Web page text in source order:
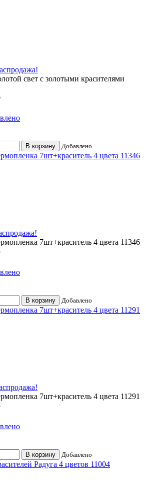
свет с золотыми красителями
В корзину Добавлено
7шт+краситель 4 цвета 11346
7шт+краситель 4 цвета 11346
В корзину Добавлено
7шт+краситель 4 цвета 11291
7шт+краситель 4 цвета 11291
В корзину Добавлено
Радуга 4 цветов 11004